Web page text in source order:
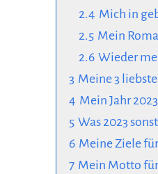
2.4 Mich in
2.5 Mein
2.6 Wieder
3 Meine 3
4 Mein Jahr
5 Was 2023
6 Meine Ziele
7 Mein Motto für